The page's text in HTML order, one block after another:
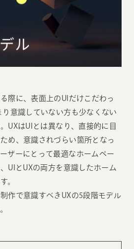
際に、表面上のUIだけこだわっ
意識していない方も少なくない
UXはUIとは異なり、直接的に目
め、意識されづらい箇所となっ
ザーにとって最適なホームペー
UIとUXの両方を意識したホーム
。
作で意識すべきUXの5段階モデル